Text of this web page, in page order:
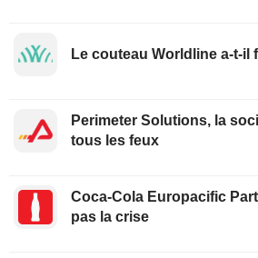
Le couteau Worldline a-t-il
Perimeter Solutions, la
tous les feux
Coca-Cola Europacific
pas la crise